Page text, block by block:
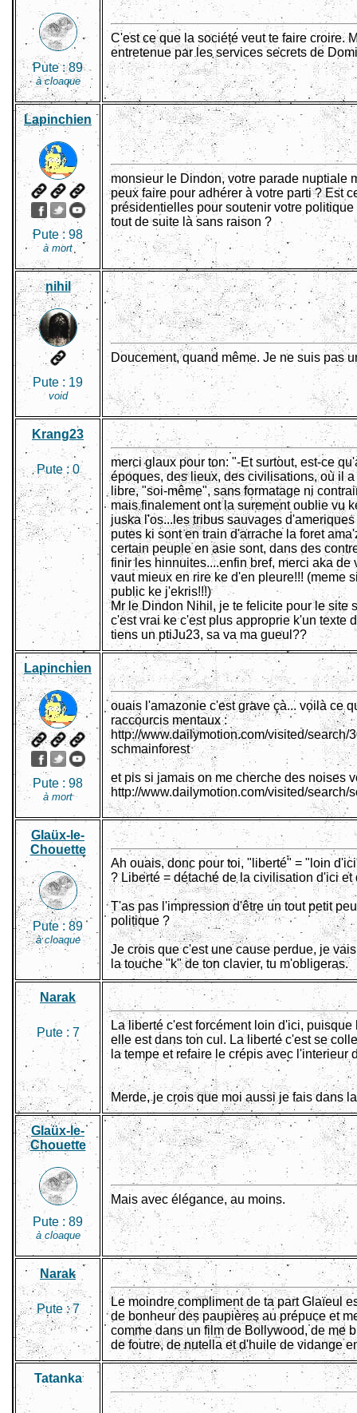
Pute :89
à cloaque
C'est ce que la société veut te faire croire.
entretenue par les services secrets de
Lapinchien
Pute : 98
à mort
monsieur le Dindon, votre parade nuptiale
peux faire pour adhérer à votre parti ? Est
présidentielles pour soutenir votre
tout de suite là sans raison ?
nihil
Pute : 19
void
Doucement, quand même. Je ne suis pas
Krang23
Pute :0
merci glaux pour ton: "-Et surtout, est-ce
époques, des lieux, des civilisations, où il
libre, "soi-même", sans formatage ni
mais finalement ont la surement oublie vu
juska l'os...les tribus sauvages
putes ki sont en train d'arrache la foret
certain peuple en asie sont, dans des
finir les hinnuites....enfin bref, merci aka
vaut mieux en rire ke d'en pleure!!! (meme
public ke j'ekris!!!)
Mr le Dindon Nihil, je te felicite pour le site
c'est vrai ke c'est plus approprie k'un texte
tiens un ptiJu23, sa va ma gueul??
Lapinchien
Pute : 98
à mort
ouais l'amazonie c'est grave çà... voilà ce
raccourcis mentaux :
http://www.dailymotion.com/visited/search/
schmainforest
et pis si jamais on me cherche des noises
http://www.dailymotion.com/visited/
Glaüx-le-
Chouette
Pute : 89
à cloaque
Ah ouais, donc pour toi, "liberté" = "loin
? Liberté = détaché de la civilisation d'ici et
T'as pas l'impression d'être un tout petit
politique ?
Je crois que c'est une cause perdue, je
la touche "k" de ton clavier, tu m'obligeras.
Narak
Pute : 7
La liberté c'est forcément loin d'ici,
elle est dans ton cul. La liberté c'est se
la tempe et refaire le crépis avec l'interieur
Merde, je crois que moi aussi je fais dans
Glaüx-le-
Chouette
Pute : 89
à cloaque
Mais avec élégance, au moins.
Narak
Pute :7
Le moindre compliment de ta part Glaïeul
de bonheur des paupières au prépuce et
comme dans un film de Bollywood, de me
de foutre, de nutella et d'huile de vidange
Tatanka